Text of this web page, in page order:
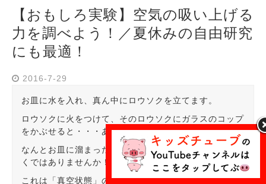
【おもしろ実験】空気の吸い上げる
力を調べよう！／夏休みの自由研究
にも最適！
2016-7-29
お皿に水を入れ、真ん中にロウソクを立てます。
ロウソクに火をつけて、そのロウソクにガラスのコップ
をかぶせると・・・あら不思議！
なんとお皿に溜まった水がコップの中に吸い込まれてい
くではありませんか！
これは「真空状態」の実験の動画となります。